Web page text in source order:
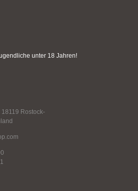
unter 18 Jahren!
18119 Rostock-